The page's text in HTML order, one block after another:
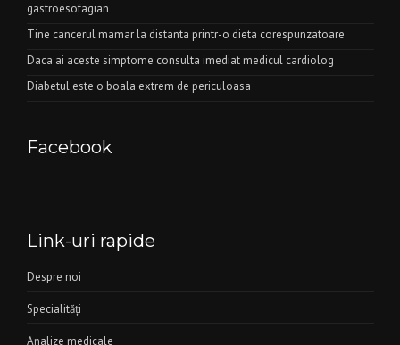
gastroesofagian
Tine cancerul mamar la distanta printr-o dieta corespunzatoare
Daca ai aceste simptome consulta imediat medicul cardiolog
Diabetul este o boala extrem de periculoasa
Facebook
Link-uri rapide
Despre noi
Specialităţi
Analize medicale